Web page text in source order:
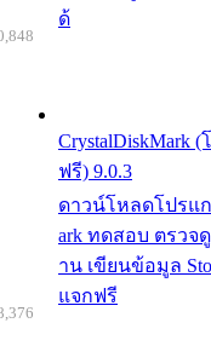
ด้
CrystalDiskMark
ฟรี) 9.0.3
ดาวน์โหลดโปรแก
ark ทดสอบ ตรวจ
าน เขียนข้อมูล
แจกฟรี